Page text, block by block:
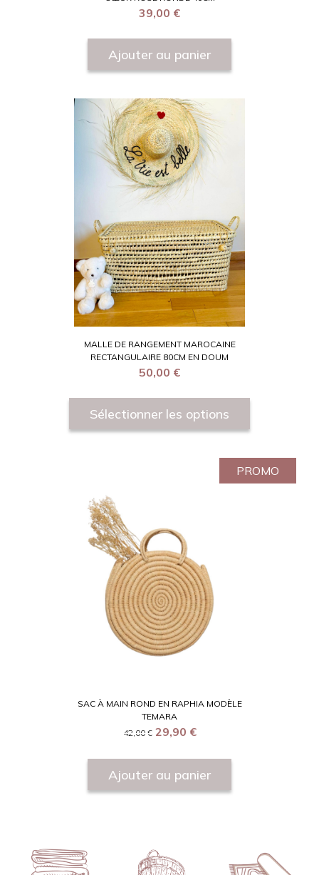
39,00 €
Ajouter au panier
MALLE DE RANGEMENT MAROCAINE
RECTANGULAIRE 80CM EN DOUM
50,00 €
Sélectionner les options
PROMO
SAC À MAIN ROND EN RAPHIA MODÈLE
TEMARA
42,00 € 29,90 €
Ajouter au panier